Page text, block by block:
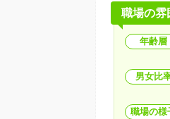
職場の雰
年齢層
男女比
職場の様